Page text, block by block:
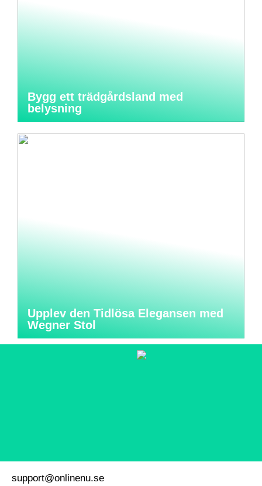
Bygg ett trädgårdsland med
belysning
Upplev den Tidlösa Elegansen med
Wegner Stol
support@onlinenu.se